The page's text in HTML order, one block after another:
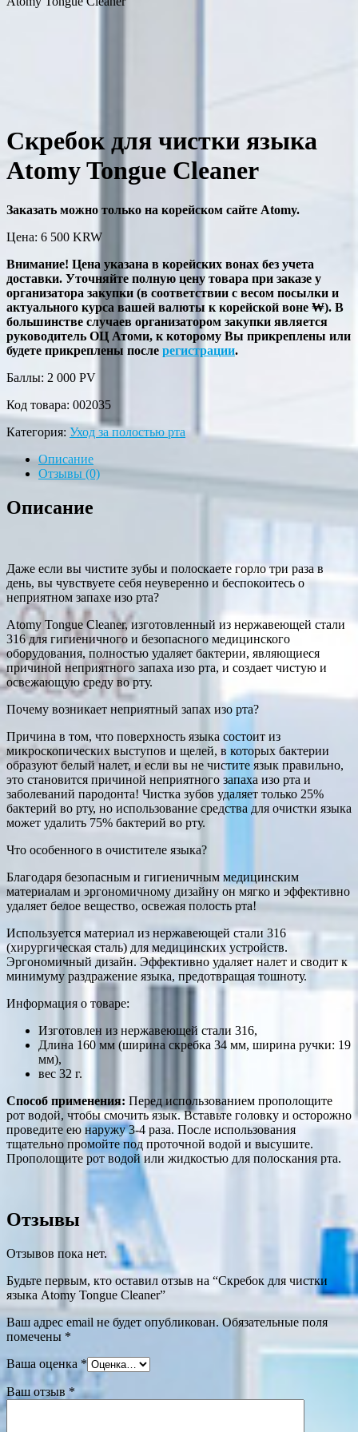
Скребок для чистки языка
Atomy Tongue Cleaner
Заказать можно только на корейском сайте Atomy.
Цена: 6 500 KRW
Внимание! Цена указана в корейских вонах без учета
доставки. Уточняйте полную цену товара при заказе у
организатора закупки (в соответствии с весом посылки и
актуального курса вашей валюты к корейской воне ₩). В
большинстве случаев организатором закупки является
руководитель ОЦ Атоми, к которому Вы прикреплены или
будете прикреплены после регистрации.
Баллы: 2 000 PV
Код товара: 002035
Категория: Уход за полостью рта
Описание
Отзывы (0)
Описание
Даже если вы чистите зубы и полоскаете горло три раза в
день, вы чувствуете себя неуверенно и беспокоитесь о
неприятном запахе изо рта?
Atomy Tongue Cleaner, изготовленный из нержавеющей стали
316 для гигиеничного и безопасного медицинского
оборудования, полностью удаляет бактерии, являющиеся
причиной неприятного запаха изо рта, и создает чистую и
освежающую среду во рту.
Почему возникает неприятный запах изо рта?
Причина в том, что поверхность языка состоит из
микроскопических выступов и щелей, в которых бактерии
образуют белый налет, и если вы не чистите язык правильно,
это становится причиной неприятного запаха изо рта и
заболеваний пародонта! Чистка зубов удаляет только 25%
бактерий во рту, но использование средства для очистки языка
может удалить 75% бактерий во рту.
Что особенного в очистителе языка?
Благодаря безопасным и гигиеничным медицинским
материалам и эргономичному дизайну он мягко и эффективно
удаляет белое вещество, освежая полость рта!
Используется материал из нержавеющей стали 316
(хирургическая сталь) для медицинских устройств.
Эргономичный дизайн. Эффективно удаляет налет и сводит к
минимуму раздражение языка, предотвращая тошноту.
Информация о товаре:
Изготовлен из нержавеющей стали 316,
Длина 160 мм (ширина скребка 34 мм, ширина ручки: 19
мм),
вес 32 г.
Способ применения: Перед использованием прополощите
рот водой, чтобы смочить язык. Вставьте головку и осторожно
проведите ею наружу 3-4 раза. После использования
тщательно промойте под проточной водой и высушите.
Прополощите рот водой или жидкостью для полоскания рта.
Отзывы
Отзывов пока нет.
Будьте первым, кто оставил отзыв на “Скребок для чистки
языка Atomy Tongue Cleaner”
Ваш адрес email не будет опубликован. Обязательные поля
помечены *
Ваша оценка *
Ваш отзыв *